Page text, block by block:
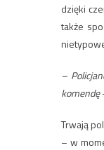
dzięki
także
–
komendę
Trwają
– w